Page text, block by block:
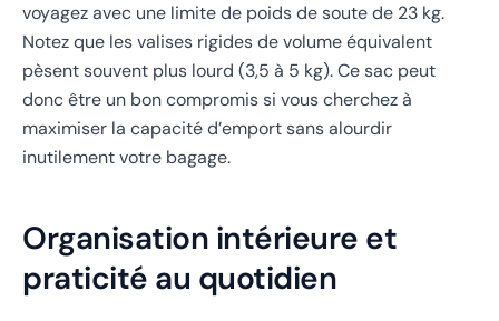
voyagez avec une limite de poids de soute de 23 kg.
Notez que les valises rigides de volume équivalent
pèsent souvent plus lourd (3,5 à 5 kg). Ce sac peut
donc être un bon compromis si vous cherchez à
maximiser la capacité d’emport sans alourdir
inutilement votre bagage.
Organisation intérieure et
praticité au quotidien